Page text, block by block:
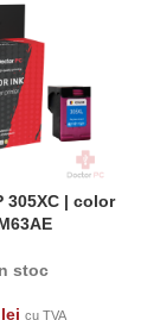
305XC | color
stoc
lei cu TVA